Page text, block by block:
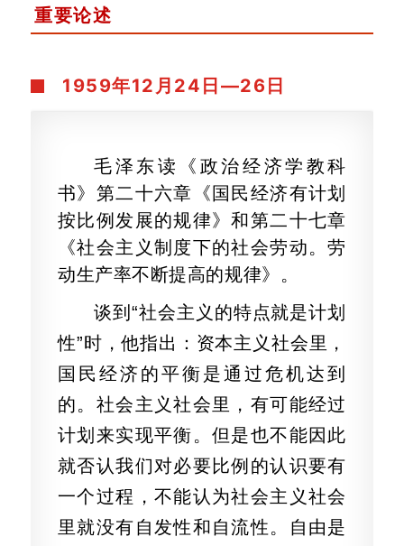
重要论述
1959年12月24日—26日
毛泽东读《政治经济学教科
书》第二十六章《国民经济有计划
按比例发展的规律》和第二十七章
《社会主义制度下的社会劳动。劳
动生产率不断提高的规律》。
谈到“社会主义的特点就是计划
性”时，他指出：资本主义社会里，
国民经济的平衡是通过危机达到
的。社会主义社会里，有可能经过
计划来实现平衡。但是也不能因此
就否认我们对必要比例的认识要有
一个过程，不能认为社会主义社会
里就没有自发性和自流性。自由是